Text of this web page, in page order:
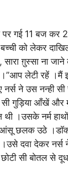
पर गई 11 बज कर
बच्ची को लेकर
ग़ुस्सा ना जाने
लेटी रहें ।मैं
नर्स ने उस नन्ही
सी गुड़िया आँखें और
थी ।उसके नर्म
छलक उठे
।उसे दवा देकर नर्स
सी बोतल से